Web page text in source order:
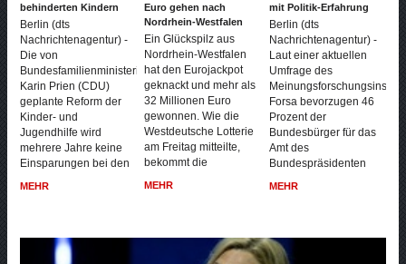
behinderten Kindern
Berlin (dts
Nachrichtenagentur) -
Die von
Bundesfamilienministerin
Karin Prien (CDU)
geplante Reform der
Kinder- und
Jugendhilfe wird
mehrere Jahre keine
Einsparungen bei den
MEHR
Euro gehen nach
Nordrhein-Westfalen
Ein Glückspilz aus
Nordrhein-Westfalen
hat den Eurojackpot
geknackt und mehr als
32 Millionen Euro
gewonnen. Wie die
Westdeutsche Lotterie
am Freitag mitteilte,
bekommt die
MEHR
mit Politik-Erfahrung
Berlin (dts
Nachrichtenagentur) -
Laut einer aktuellen
Umfrage des
Forsa bevorzugen 46
Prozent der
Bundesbürger für das
Amt des
Bundespräsidenten
MEHR